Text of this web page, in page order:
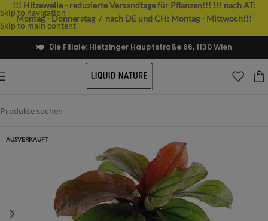
Skip to navigation
Skip to main content
!!! Hitzewelle - reduzierte Versandtage für Pflanzen!!! !!! nach AT:
Montag - Donnerstag / nach DE und CH: Montag - Mittwoch!!!
Die Filiale: Hietzinger Hauptstraße 66, 1130 Wien
AUSVERKAUFT